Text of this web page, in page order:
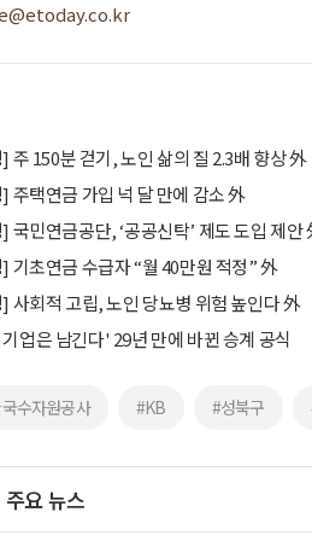
주 150분 걷기, 노인 삶의 질 2.3배 향상 外
주택연금 가입 넉 달 만에 감소 外
국민연금공단, ‘공공신탁’ 제도 도입 제안
기초연금 수급자 “월 40만원 적정” 外
사회적 고립, 노인 당뇨병 위험 높인다 外
업은 남긴다' 29년 만에 바뀐 승계 공식
수자원공사 #KB #성북구
요 뉴스